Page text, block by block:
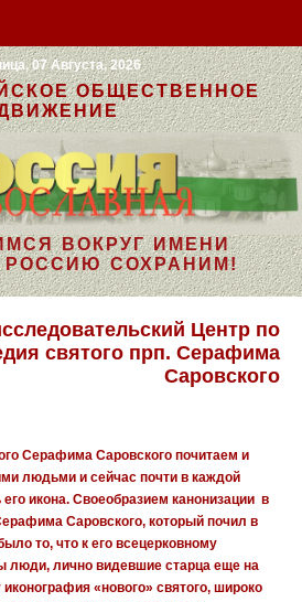
07 Августа, 2026
ОБЩЕСТВЕННОЕ
ВОКРУГ ИМЕНИ
РОССИЮ СОХРАНИМ!
Центр по
святого прп. Серафима
Саровского
Серафима Саровского почитаем и
людьми и сейчас почти в каждой
икона. Своеобразием канонизации в
Саровского, который почил в
то, что к его всецерковному
лично видевшие старца еще на
«нового» святого, широко